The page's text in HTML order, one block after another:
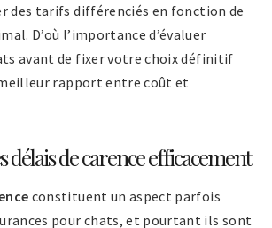
des tarifs différenciés en fonction de
D’où l’importance d’évaluer
avant de fixer votre choix définitif
rapport entre coût et
délais de carence efficacement
constituent un aspect parfois
pour chats, et pourtant ils sont